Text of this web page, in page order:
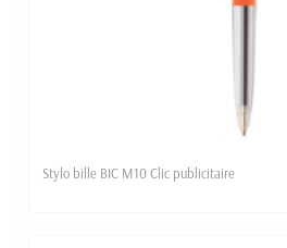
Stylo bille BIC M10 Clic publicitaire